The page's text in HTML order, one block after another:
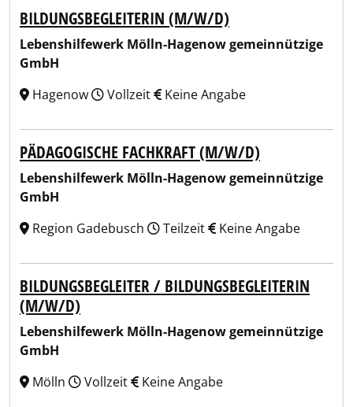
BILDUNGSBEGLEITERIN (M/W/D)
Lebenshilfewerk Mölln-Hagenow gemeinnützige
GmbH
Hagenow
Vollzeit Keine Angabe
PÄDAGOGISCHE FACHKRAFT (M/W/D)
Lebenshilfewerk Mölln-Hagenow gemeinnützige
GmbH
Region Gadebusch
Teilzeit Keine Angabe
BILDUNGSBEGLEITER / BILDUNGSBEGLEITERIN
(M/W/D)
Lebenshilfewerk Mölln-Hagenow gemeinnützige
GmbH
Mölln
Vollzeit Keine Angabe